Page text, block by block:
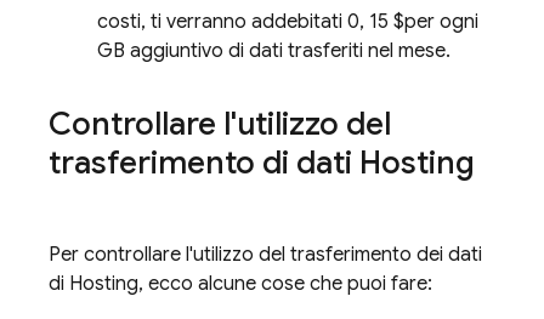
costi, ti verranno addebitati 0, 15 $per ogni
GB aggiuntivo di dati trasferiti nel mese.
Controllare l'utilizzo del
trasferimento di dati Hosting
Per controllare l'utilizzo del trasferimento dei dati
di Hosting, ecco alcune cose che puoi fare: